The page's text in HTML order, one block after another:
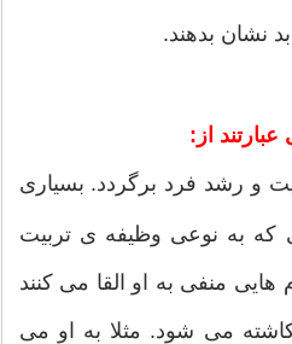
نشان بدهند.
از:
و رشد فرد برگردد. بسیاری
که به نوعی وظیفه ی تربیت
هایی منفی به او القا می کنند
می شود. مثلا به او می